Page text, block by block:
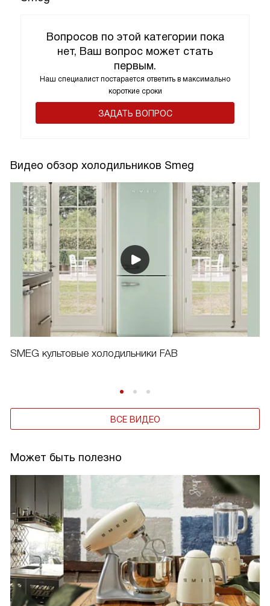
Вопросов по этой категории пока
нет, Ваш вопрос может стать
первым.
Наш специалист постарается ответить в максимально
короткие сроки
ЗАДАТЬ ВОПРОС
Видео обзор холодильников Smeg
SMEG культовые холодильники FAB
ВСЕ ВИДЕО
Может быть полезно